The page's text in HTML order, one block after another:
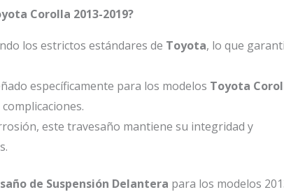
Corolla 2013-2019?
los estrictos estándares de Toyota, lo que
específicamente para los modelos Toyota
este travesaño mantiene su integridad y
de Suspensión Delantera para los modelos